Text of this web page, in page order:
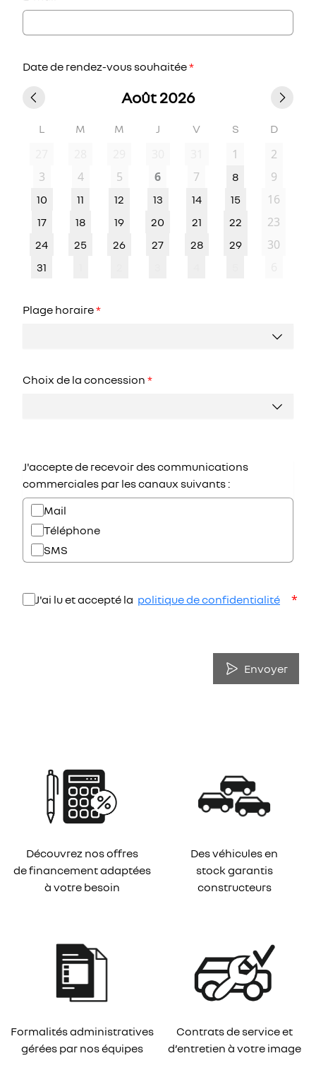
Date de rendez-vous souhaitée*
Août 2026
L M M J V S D
1
2
3
4 5 6 7 8 9
10 11 12 13 14 15 16
17 18 19 20 21 22 23
24 25 26 27 28 29 30
31
Plage horaire*
Choix de la concession *
J'accepte de recevoir des communications
commerciales par les canaux suivants :
Mail
Téléphone
SMS
J'ai lu et accepté la politique de confidentialité *
Envoyer
Découvrez nos offres
de financement adaptées
à votre besoin
Des véhicules en
stock garantis
constructeurs
Formalités administratives
gérées par nos équipes
Contrats de service et
d’entretien à votre image